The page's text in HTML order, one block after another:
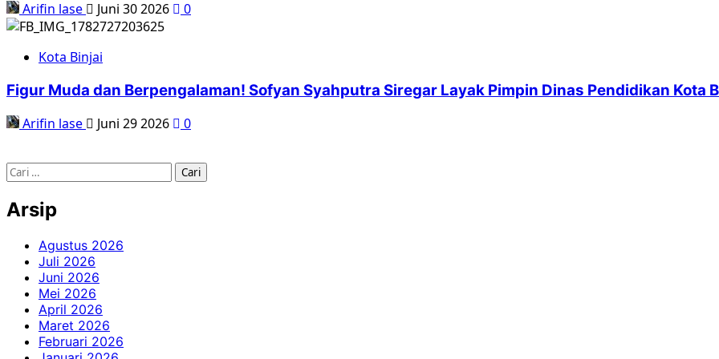
Arifin lase Juni 30 2026 0
Kota Binjai
Figur Muda dan Berpengalaman! Sofyan Syahputra Siregar Layak Pimpin Dinas Pendidikan Kota
Arifin lase Juni 29 2026 0
Cari
Arsip
Agustus 2026
Juli 2026
Juni 2026
Mei 2026
April 2026
Maret 2026
Februari 2026